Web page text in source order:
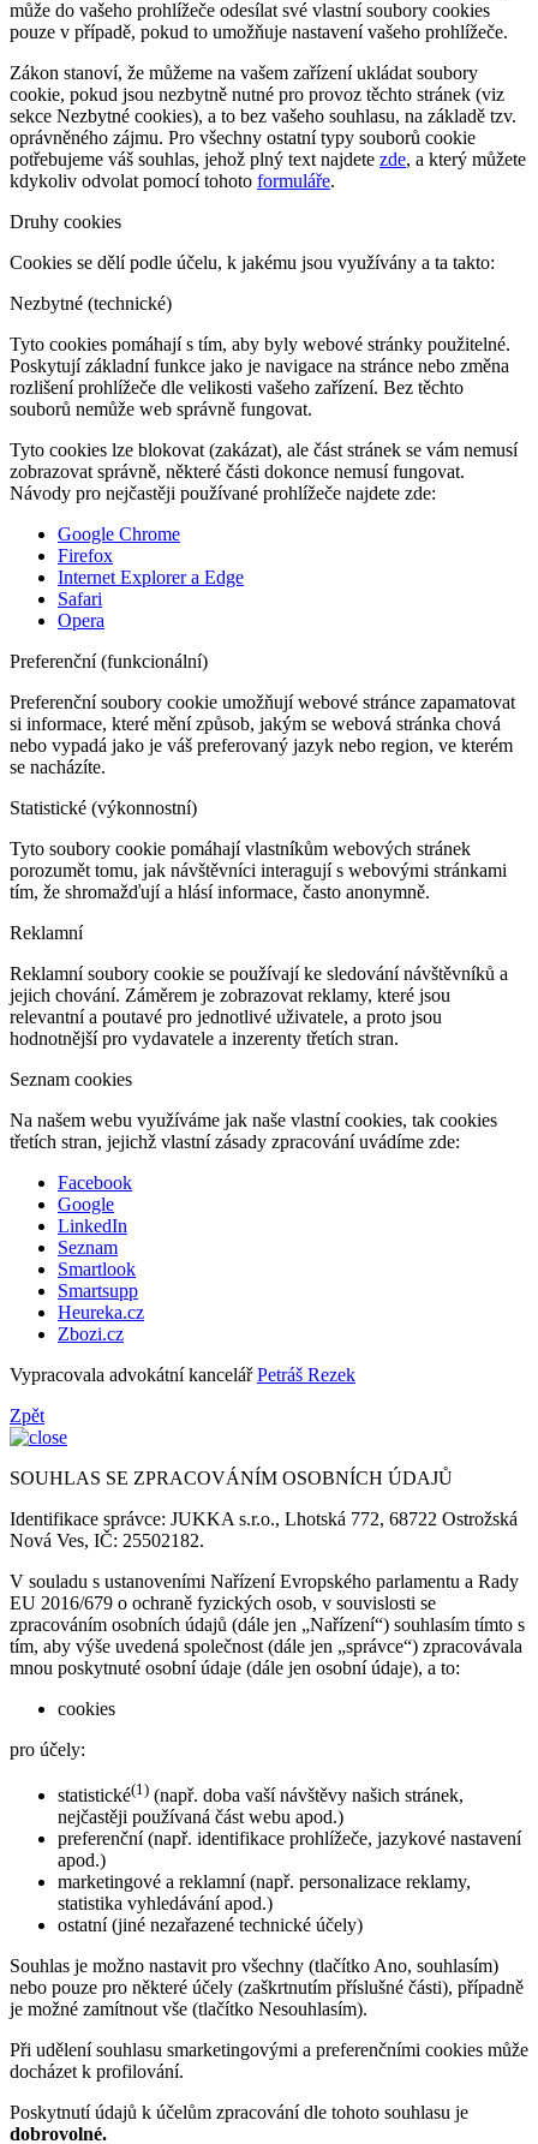
může do vašeho prohlížeče odesílat své vlastní soubory cookies
pouze v případě, pokud to umožňuje nastavení vašeho prohlížeče.
Zákon stanoví, že můžeme na vašem zařízení ukládat soubory
cookie, pokud jsou nezbytně nutné pro provoz těchto stránek (viz
sekce Nezbytné cookies), a to bez vašeho souhlasu, na základě tzv.
oprávněného zájmu. Pro všechny ostatní typy souborů cookie
potřebujeme váš souhlas, jehož plný text najdete zde, a který můžete
kdykoliv odvolat pomocí tohoto formuláře.
Druhy cookies
Cookies se dělí podle účelu, k jakému jsou využívány a ta takto:
Nezbytné (technické)
Tyto cookies pomáhají s tím, aby byly webové stránky použitelné.
Poskytují základní funkce jako je navigace na stránce nebo změna
rozlišení prohlížeče dle velikosti vašeho zařízení. Bez těchto
souborů nemůže web správně fungovat.
Tyto cookies lze blokovat (zakázat), ale část stránek se vám nemusí
zobrazovat správně, některé části dokonce nemusí fungovat.
Návody pro nejčastěji používané prohlížeče najdete zde:
Google Chrome
Firefox
Internet Explorer a Edge
Safari
Opera
Preferenční (funkcionální)
Preferenční soubory cookie umožňují webové stránce zapamatovat
si informace, které mění způsob, jakým se webová stránka chová
nebo vypadá jako je váš preferovaný jazyk nebo region, ve kterém
se nacházíte.
Statistické (výkonnostní)
Tyto soubory cookie pomáhají vlastníkům webových stránek
porozumět tomu, jak návštěvníci interagují s webovými stránkami
tím, že shromažďují a hlásí informace, často anonymně.
Reklamní
Reklamní soubory cookie se používají ke sledování návštěvníků a
jejich chování. Záměrem je zobrazovat reklamy, které jsou
relevantní a poutavé pro jednotlivé uživatele, a proto jsou
hodnotnější pro vydavatele a inzerenty třetích stran.
Seznam cookies
Na našem webu využíváme jak naše vlastní cookies, tak cookies
třetích stran, jejichž vlastní zásady zpracování uvádíme zde:
Facebook
Google
LinkedIn
Seznam
Smartlook
Smartsupp
Heureka.cz
Zbozi.cz
Vypracovala advokátní kancelářPetráš Rezek
Zpět
SOUHLAS SE ZPRACOVÁNÍM OSOBNÍCH ÚDAJŮ
Identifikace správce: JUKKA s.r.o., Lhotská 772, 68722 Ostrožská
Nová Ves, IČ: 25502182.
V souladu s ustanoveními Nařízení Evropského parlamentu a Rady
EU 2016/679 o ochraně fyzických osob, v souvislosti se
zpracováním osobních údajů (dále jen „Nařízení“) souhlasím tímto s
tím, aby výše uvedená společnost (dále jen „správce“) zpracovávala
mnou poskytnuté osobní údaje (dále jen osobní údaje), a to:
cookies
pro účely:
statistické(1) (např. doba vaší návštěvy našich stránek,
nejčastěji používaná část webu apod.)
preferenční (např. identifikace prohlížeče, jazykové nastavení
apod.)
marketingové a reklamní (např. personalizace reklamy,
statistika vyhledávání apod.)
ostatní (jiné nezařazené technické účely)
Souhlas je možno nastavit pro všechny (tlačítko Ano, souhlasím)
nebo pouze pro některé účely (zaškrtnutím příslušné části), případně
je možné zamítnout vše (tlačítko Nesouhlasím).
Při udělení souhlasu smarketingovými a preferenčními cookies může
docházet k profilování.
Poskytnutí údajů k účelům zpracování dle tohoto souhlasu je
dobrovolné.